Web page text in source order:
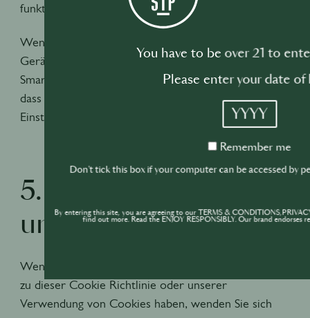
funktionieren oder sich unerwartet verhalten.
Wenn Sie unsere Website mit verschiedenen
Geräten aufrufen (z. B. mit Ihrem Computer,
Smartphone, Tablet usw.), müssen Sie sicherstellen,
dass jeder Browser auf jedem Gerät an Ihre Cookie-
Einstellungen angepasst ist.
5. Wie können Sie
uns kontaktieren?
Wenn Sie Fragen, Beschwerden oder Kommentare
zu dieser Cookie Richtlinie oder unserer
Verwendung von Cookies haben, wenden Sie sich
You have to be over 21 to
Please enter your date
YYYY
Remember
Remember me
Don't tick this box if your computer can be accessed by
By entering this site, you are agreeing to our TERMS &
find out more. Read the ENJOY RESPONSIBLY. Our brand endorses